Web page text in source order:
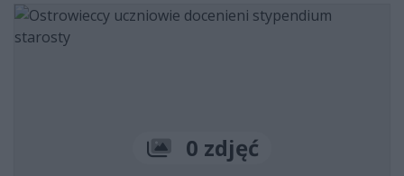
Liczba zdjęć
0 zdjęć